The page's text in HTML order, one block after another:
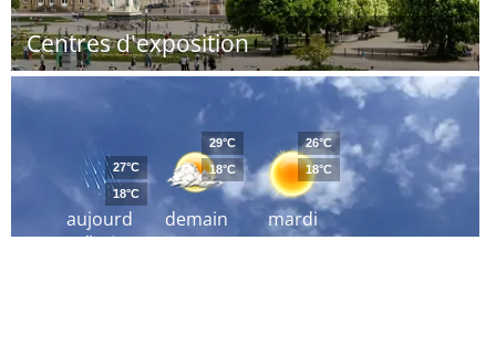
Centres d'exposition
aujourd
´hui
27°C
18°C
demain
29°C
18°C
mardi
26°C
18°C